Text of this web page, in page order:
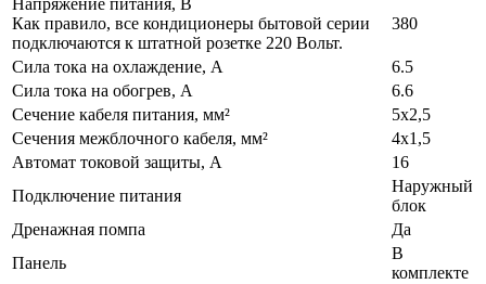
Напряжение питания, В
Как правило, все кондиционеры бытовой серии
подключаются к штатной розетке 220 Вольт.
380
Сила тока на охлаждение, А
6.5
Сила тока на обогрев, А
6.6
Сечение кабеля питания, мм²
5x2,5
Сечения межблочного кабеля, мм²
4x1,5
Автомат токовой защиты, A
16
Подключение питания
Наружный
блок
Дренажная помпа
Да
Панель
В
комплекте